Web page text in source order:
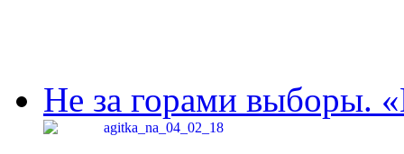
Не за горами выборы.